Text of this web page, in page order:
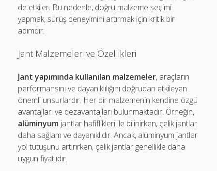
de etkiler. Bu nedenle, doğru malzeme seçimi
yapmak, sürüş deneyimini artırmak için kritik bir
adımdır.
Jant Malzemeleri ve Özellikleri
Jant yapımında kullanılan malzemeler, araçların
performansını ve dayanıklılığını doğrudan etkileyen
önemli unsurlardır. Her bir malzemenin kendine özgü
avantajları ve dezavantajları bulunmaktadır. Örneğin,
alüminyum jantlar hafiflikleri ile bilinirken, çelik jantlar
daha sağlam ve dayanıklıdır. Ancak, alüminyum jantlar
yol tutuşunu artırırken, çelik jantlar genellikle daha
uygun fiyatlıdır.